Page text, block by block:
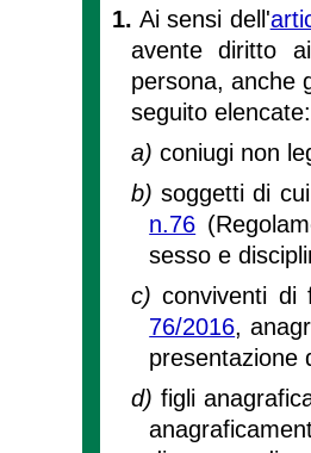
1.Ai sensi dell'
avente diritto
persona, anche
seguito elencate:
a) coniugi non
b)soggetti di
n.76
sesso e
c)conviventi di
76/2016,
presentazione
d) figli